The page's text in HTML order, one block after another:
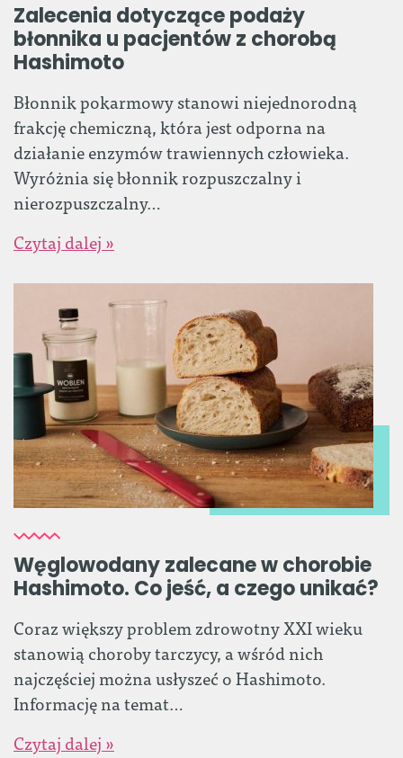
Zalecenia dotyczące podaży
błonnika u pacjentów z chorobą
Hashimoto
Błonnik pokarmowy stanowi niejednorodną
frakcję chemiczną, która jest odporna na
działanie enzymów trawiennych człowieka.
Wyróżnia się błonnik rozpuszczalny i
nierozpuszczalny…
Czytaj dalej »
Węglowodany zalecane w chorobie
Hashimoto. Co jeść, a czego unikać?
Coraz większy problem zdrowotny XXI wieku
stanowią choroby tarczycy, a wśród nich
najczęściej można usłyszeć o Hashimoto.
Informację na temat…
Czytaj dalej »